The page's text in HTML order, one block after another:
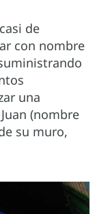
de
con nombre
una
(nombre
su muro,